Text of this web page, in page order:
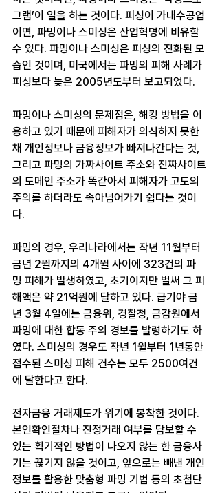
그램’이 일을 하는 것이다. 피싱이 가내수공업
이면, 파밍이나 스미싱은 산업혁명에 비유할
수 있다. 파밍이나 스미싱은 피싱의 진화된 모
습인 것이며, 미국에서는 파밍의 피해 사례가
피싱보다 늦은 2005년도부터 보고되었다.
파밍이나 스미싱의 문제점은, 해킹 방법을 이
용하고 있기 때문에 피해자가 의식하지 못한
채 개인정보나 금융정보가 빠져나간다는 것,
그리고 파밍의 가짜사이트 주소와 진짜사이트
의 도메인 주소가 똑같아서 피해자가 고도의
주의를 하더라도 속아넘어가기 쉽다는 것이
다.
파밍의 경우, 우리나라에서는 작년 11월부터
금년 2월까지의 4개월 사이에 323건의 파
밍 피해가 발생하였고, 초기이지만 벌써 그 피
해액은 약 21억원에 달하고 있다. 급기야 금
년 3월 4일에는 금융위, 경찰청, 금감원에서
파밍에 대한 합동 주의 경보를 발령하기도 하
였다. 스미싱의 경우도 작년 1월부터 1년동안
접수된 스미싱 피해 건수는 모두 2500여건
에 달한다고 한다.
전자금융 거래제도가 위기에 봉착한 것이다.
본인확인절차나 진정거래 여부를 담보할 수
있는 획기적인 방법이 나오지 않는 한 금융사
기는 끊기지 않을 것이고, 앞으로는 빼낸 개인
정보를 활용한 맞춤형 파밍 기법 등의 초첨단